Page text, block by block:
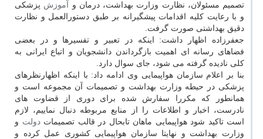
تصمیم مسئولان، نظارت وزارت بهداشت، درمان و
آموزش پزشكی
و با رعایت كلیه اقدامات پیشگیرانه بر طبق دستورالعمل و نظارت
دقیق بهداشتی صورت گرفت.
جعفرزاده اظهار داشت: اینكه در تعبیر و تفسیرها و در بعضی
فضاهای رسانه ای اهمیت بازگرداندن دانشجویان و اتباع ایرانی به
كلی نادیده گرفته می شود، جای سوال دارد.
بنا بر اعلام سازمان هواپیمایی وی ادامه داد: با اینكه اظهارنظرهای
پزشكی در حیطه وزارت بهداشت و تصمیمات آن مجموعه است و
همانطور كه مكررا سفارش شده برای دوری از قضاوت های
نادرست، اخبار و اطلاعات را از منابع مربوطه دنبال نماییم، لازم
است تاكید شود هواپیمایی ماهان تابحال در قالب تصمیماتدولت و
وزارت بهداشت و نهایتا سازمان هواپیمایی كشوری عمل كرده و